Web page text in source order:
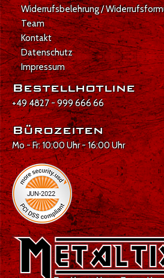
Widerrufsbelehrung /
Team
Kontakt
Datenschutz
Impressum
Bestellhotline
+49 4827 - 999 666 66
Bürozeiten
Mo - Fr: 10:00 Uhr - 16:00 Uhr